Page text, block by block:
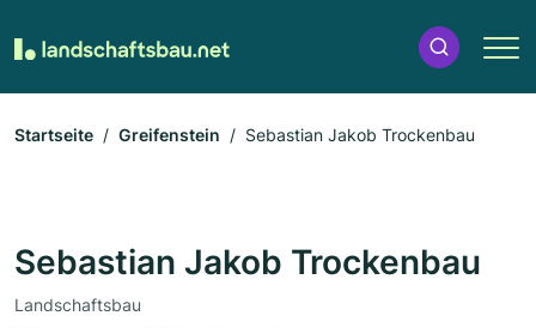
Startseite Greifenstein Sebastian Jakob Trockenbau
Sebastian Jakob Trockenbau
Landschaftsbau